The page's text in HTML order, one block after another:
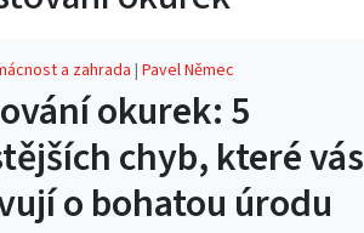
a zahrada| Pavel Němec
okurek: 5
chyb, které vás
o bohatou úrodu